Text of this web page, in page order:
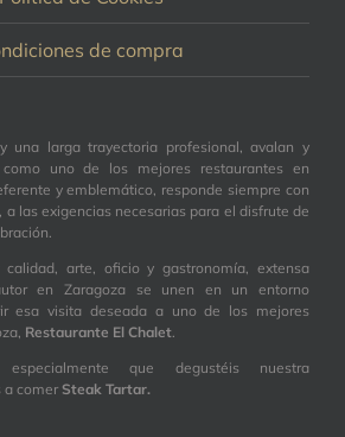
de compra
una larga trayectoria profesional, avalan y
uno de los mejores restaurantes en
y emblemático, responde siempre con
las exigencias necesarias para el disfrute de
arte, oficio y gastronomía, extensa
en Zaragoza se unen en un entorno
esa visita deseada a uno de los mejores
Restaurante El Chalet
especialmente que degustéis nuestra
a comer Steak Tartar.